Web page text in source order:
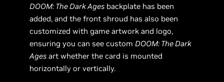
DOOM: The Dark Ages backplate has been
added, and the front shroud has also been
customized with game artwork and logo,
ensuring you can see customDOOM: The Dark
Ages art whether the card is mounted
horizontally or vertically.